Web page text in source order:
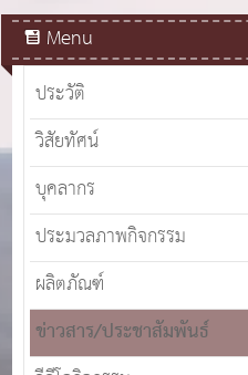
สมเด็จพระเจ้าอยู่หัวมหาวชิรา
Menu
ประวัติ
วิสัยทัศน์
บุคลากร
ประมวลภาพกิจกรรม
ผลิตภัณฑ์
ข่าวสาร/ประชาสัมพันธ์